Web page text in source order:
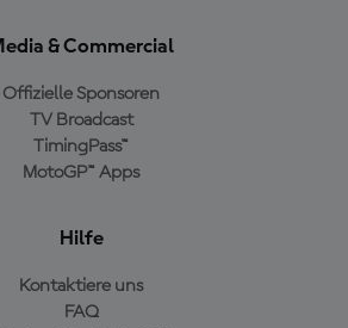
& Commercial
Offizielle Sponsoren
TV Broadcast
TimingPass™
MotoGP™ Apps
Hilfe
Kontaktiere uns
FAQ